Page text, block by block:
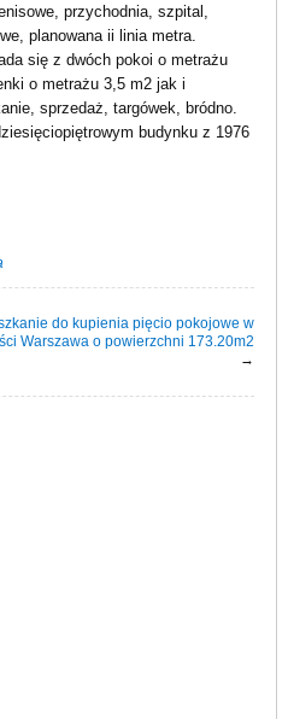
przychodnia, szpital,
planowana ii linia metra.
się z dwóch pokoi o metrażu
o metrażu 3,5 m2 jak i
sprzedaż, targówek, bródno.
budynku z 1976
do kupienia pięcio pokojowe w
Warszawa o powierzchni 173.20m2
→